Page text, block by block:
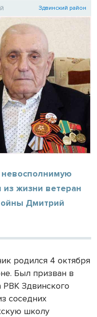
Здвинский район
из жизни ветеран
Дмитрий
родился 4 октября
Был призван в
РВК Здвинского
соседних
школу